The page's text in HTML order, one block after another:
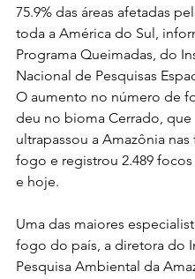
75.9% das áreas afetadas
toda a América do Sul,
Programa Queimadas, do
Nacional de Pesquisas
O aumento no número de
deu no bioma Cerrado, que
ultrapassou a Amazônia nas
fogo e registrou 2.489 focos
e hoje.
Uma das maiores
fogo do país, a diretora do
Pesquisa Ambiental da